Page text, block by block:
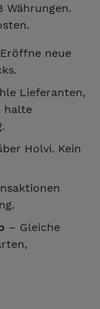
Währungen.
neue
Lieferanten,
halte
Holvi. Kein
– Gleiche